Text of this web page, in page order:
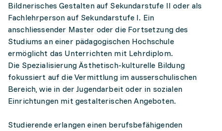
Bildnerisches Gestalten auf Sekundarstufe II oder als
Fachlehrperson auf Sekundarstufe I. Ein
anschliessender Master oder die Fortsetzung des
Studiums an einer pädagogischen Hochschule
ermöglicht das Unterrichten mit Lehrdiplom.
Die Spezialisierung Ästhetisch-kulturelle Bildung
fokussiert auf die Vermittlung im ausserschulischen
Bereich, wie in der Jugendarbeit oder in sozialen
Einrichtungen mit gestalterischen Angeboten.
Studierende erlangen einen berufsbefähigenden